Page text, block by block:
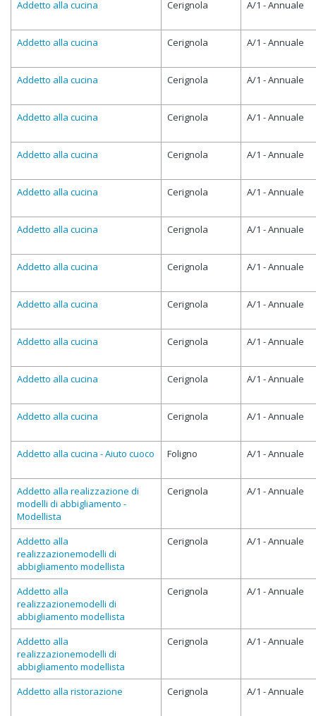
Addetto alla cucina Cerignola A/1 - Annuale
Addetto alla cucina Cerignola A/1 - Annuale
Addetto alla cucina Cerignola A/1 - Annuale
Addetto alla cucina Cerignola A/1 - Annuale
Addetto alla cucina Cerignola A/1 - Annuale
Addetto alla cucina Cerignola A/1 - Annuale
Addetto alla cucina Cerignola A/1 - Annuale
Addetto alla cucina Cerignola A/1 - Annuale
Addetto alla cucina Cerignola A/1 - Annuale
Addetto alla cucina Cerignola A/1 - Annuale
Addetto alla cucina Cerignola A/1 - Annuale
Addetto alla cucina Cerignola A/1 - Annuale
Addetto alla cucina - Aiuto cuoco Foligno A/1 - Annuale
Addetto alla realizzazione di
modelli di abbigliamento -
Modellista
Cerignola A/1 - Annuale
Addetto alla
realizzazionemodelli di
abbigliamento modellista
Cerignola A/1 - Annuale
Addetto alla
realizzazionemodelli di
abbigliamento modellista
Cerignola A/1 - Annuale
Addetto alla
realizzazionemodelli di
abbigliamento modellista
Cerignola A/1 - Annuale
Addetto alla ristorazione Cerignola A/1 - Annuale